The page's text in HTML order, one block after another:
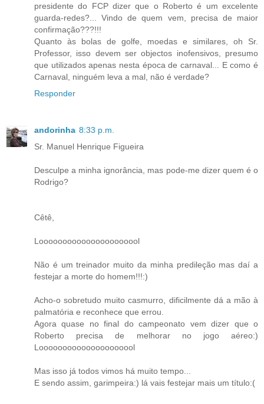
presidente do FCP dizer que o Roberto é um excelente
guarda-redes?... Vindo de quem vem, precisa de maior
confirmação???!!!
Quanto às bolas de golfe, moedas e similares, oh Sr.
Professor, isso devem ser objectos inofensivos, presumo
que utilizados apenas nesta época de carnaval... E como é
Carnaval, ninguém leva a mal, não é verdade?
Responder
andorinha 8:33 p.m.
Sr. Manuel Henrique Figueira
Desculpe a minha ignorância, mas pode-me dizer quem é o
Rodrigo?
Cêtê,
Loooooooooooooooooooool
Não é um treinador muito da minha predileção mas daí a
festejar a morte do homem!!!:)
Acho-o sobretudo muito casmurro, dificilmente dá a mão à
palmatória e reconhece que errou.
Agora quase no final do campeonato vem dizer que o
Roberto precisa de melhorar no jogo aéreo:)
Looooooooooooooooooool
Mas isso já todos vimos há muito tempo...
E sendo assim, garimpeira:) lá vais festejar mais um título:(